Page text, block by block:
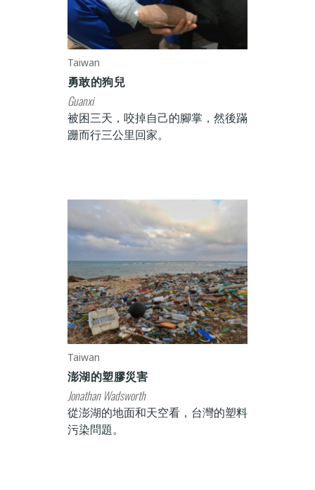
Taiwan
勇敢的狗兒
Guanxi
被困三天，咬掉自己的腳掌，然後蹣
跚而行三公里回家。
Taiwan
澎湖的塑膠災害
Jonathan Wadsworth
從澎湖的地面和天空看，台灣的塑料
污染問題。